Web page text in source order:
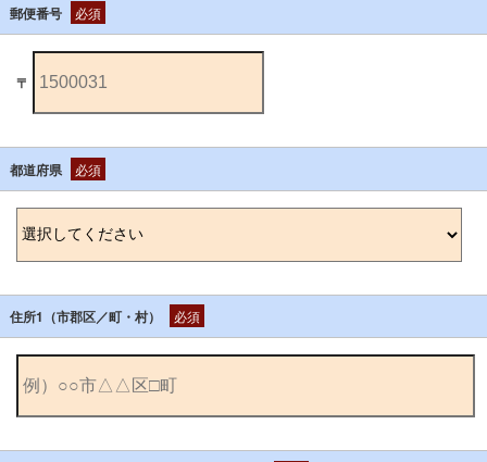
郵便番号 必須
〒
都道府県 必須
住所1（市郡区／町・村） 必須